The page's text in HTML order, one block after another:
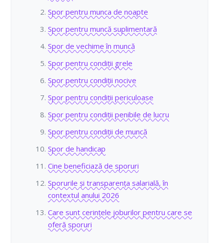
Spor pentru munca de noapte
Spor pentru muncă suplimentară
Spor de vechime în muncă
Spor pentru condiții grele
Spor pentru condiții nocive
Spor pentru condiții periculoase
Spor pentru condiții penibile de lucru
Spor pentru condiții de muncă
Spor de handicap
Cine beneficiază de sporuri
Sporurile și transparența salarială, în
contextul anului 2026
Care sunt cerințele joburilor pentru care se
oferă sporuri